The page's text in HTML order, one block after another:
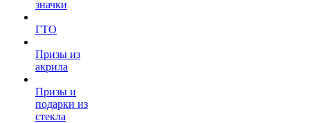
значки
ГТО
Призы из
акрила
Призы и
подарки из
стекла